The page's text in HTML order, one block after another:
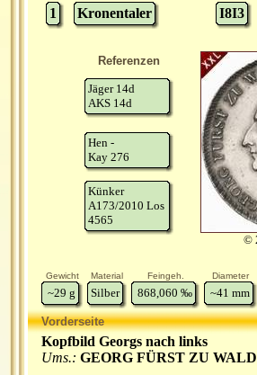
1 Kronentaler I8I3
Referenzen
Jäger 14d
AKS 14d
Hen -
Kay 276
Künker
A173/2010 Los
4565
©
Gewicht Material Feingeh. Diameter
~29 g Silber 868,060 ‰ ~41 mm
Vorderseite
Kopfbild Georgs nach links
Ums.: GEORG FÜRST ZU